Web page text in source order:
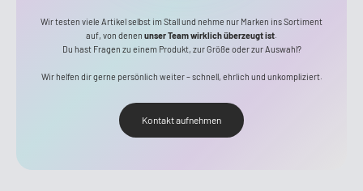
Wir testen viele Artikel selbst im Stall und nehme nur Marken ins Sortiment
auf, von denen unser Team wirklich überzeugt ist.
Du hast Fragen zu einem Produkt, zur Größe oder zur Auswahl?
Wir helfen dir gerne persönlich weiter – schnell, ehrlich und unkompliziert.
Kontakt aufnehmen